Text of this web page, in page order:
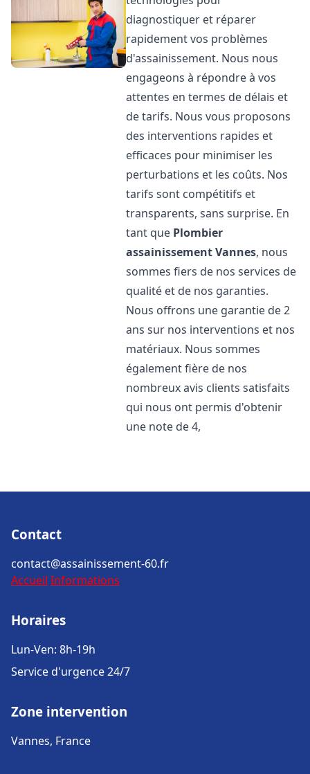
diagnostiquer et réparer
rapidement vos problèmes
d'assainissement. Nous nous
engageons à répondre à vos
attentes en termes de délais et
de tarifs. Nous vous proposons
des interventions rapides et
efficaces pour minimiser les
perturbations et les coûts. Nos
tarifs sont compétitifs et
transparents, sans surprise. En
tant que Plombier
assainissementVannes, nous
sommes fiers de nos services de
qualité et de nos garanties.
Nous offrons une garantie de 2
ans sur nos interventions et nos
matériaux. Nous sommes
également fière de nos
nombreux avis clients satisfaits
qui nous ont permis d'obtenir
une note de 4,
Contact
contact@assainissement-60.fr
Accueil Informations
Horaires
Lun-Ven: 8h-19h
Service d'urgence 24/7
Zone intervention
Vannes, France